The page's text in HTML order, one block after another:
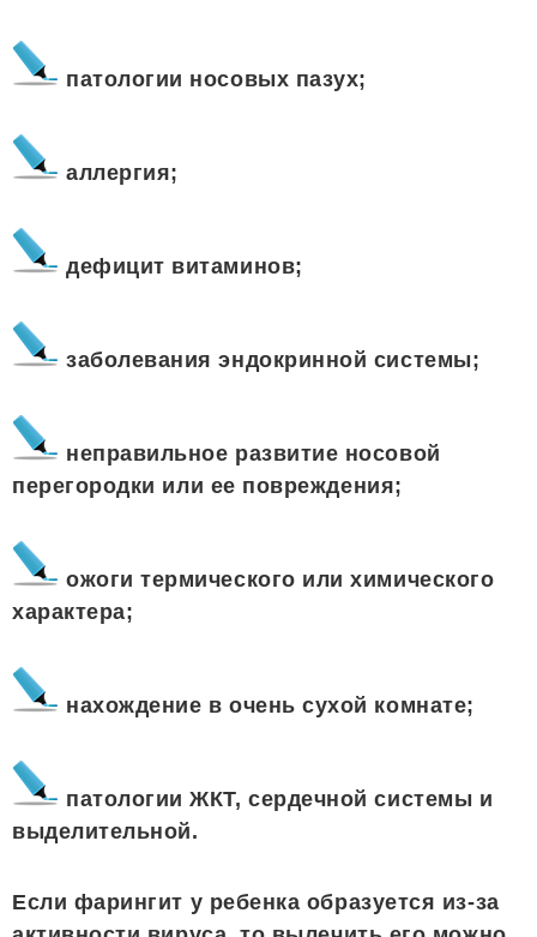
патологии носовых пазух;
аллергия;
дефицит витаминов;
заболевания эндокринной системы;
неправильное развитие носовой
перегородки или ее повреждения;
ожоги термического или химического
характера;
нахождение в очень сухой комнате;
патологии ЖКТ, сердечной системы и
выделительной.
Если фарингит у ребенка образуется из-за